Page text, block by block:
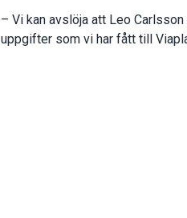
– Vi kan avslöja att Leo
uppgifter som vi har fått till